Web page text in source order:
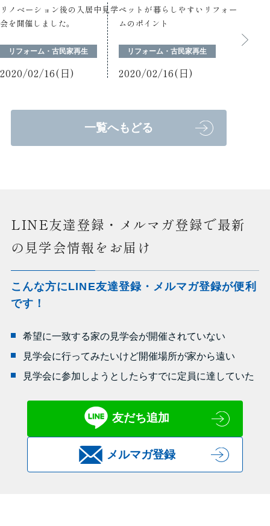
リノベーション後の入居中見学
会を開催しました。
リフォーム・古民家再生
2020/02/16(日)
ペットが暮らしやすいリフォー
ムのポイント
リフォーム・古民家再生
2020/02/16(日)
一覧へもどる
LINE友達登録・メルマガ登録で最新
の見学会情報をお届け
こんな方にLINE友達登録・メルマガ登録が便利
です！
希望に一致する家の見学会が開催されていない
見学会に行ってみたいけど開催場所が家から遠い
見学会に参加しようとしたらすでに定員に達していた
友だち追加
メルマガ登録